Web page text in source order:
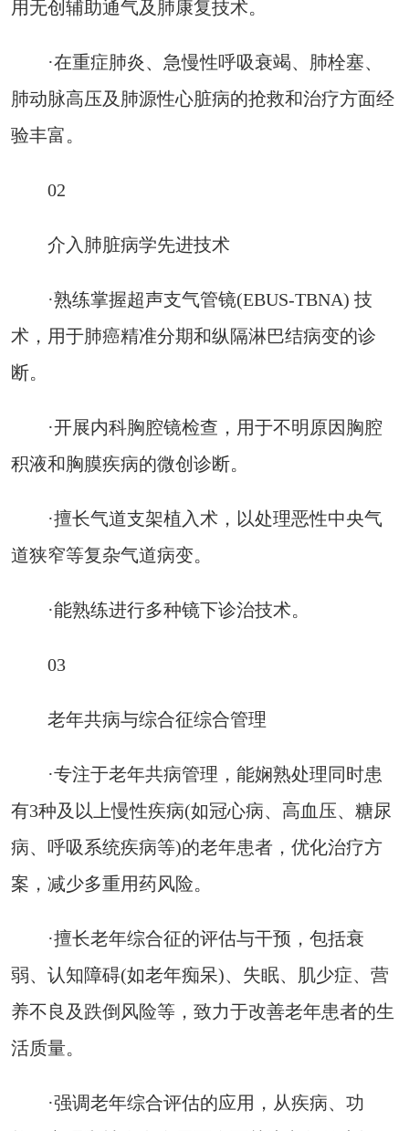
用无创辅助通气及肺康复技术。
·在重症肺炎、急慢性呼吸衰竭、肺栓塞、
肺动脉高压及肺源性心脏病的抢救和治疗方面经
验丰富。
02
介入肺脏病学先进技术
·熟练掌握超声支气管镜(EBUS-TBNA) 技
术，用于肺癌精准分期和纵隔淋巴结病变的诊
断。
·开展内科胸腔镜检查，用于不明原因胸腔
积液和胸膜疾病的微创诊断。
·擅长气道支架植入术，以处理恶性中央气
道狭窄等复杂气道病变。
·能熟练进行多种镜下诊治技术。
03
老年共病与综合征综合管理
·专注于老年共病管理，能娴熟处理同时患
有3种及以上慢性疾病(如冠心病、高血压、糖尿
病、呼吸系统疾病等)的老年患者，优化治疗方
案，减少多重用药风险。
·擅长老年综合征的评估与干预，包括衰
弱、认知障碍(如老年痴呆)、失眠、肌少症、营
养不良及跌倒风险等，致力于改善老年患者的生
活质量。
·强调老年综合评估的应用，从疾病、功